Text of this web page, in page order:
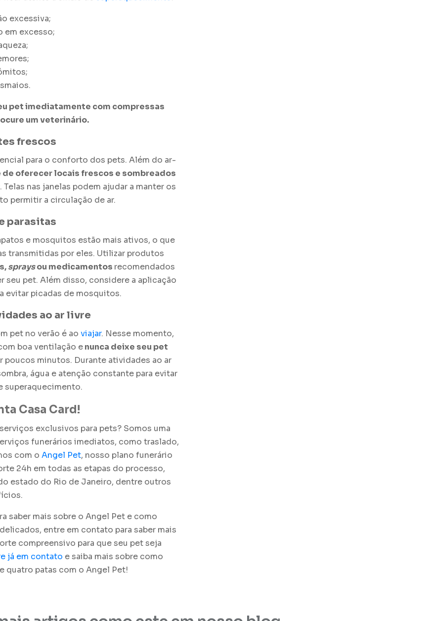
excessiva;
em excesso;
pet imediatamente com compressas
um veterinário.
frescos
para o conforto dos pets. Além do ar-
oferecer locais frescos e sombreados
. Telas nas janelas podem ajudar a manter os
permitir a circulação de ar.
parasitas
e mosquitos estão mais ativos, o que
transmitidas por eles. Utilizar produtos
spraysou medicamentos recomendados
seu pet. Além disso, considere a aplicação
evitar picadas de mosquitos.
ao ar livre
pet no verão é ao viajar. Nesse momento,
boa ventilação enunca deixe seu pet
poucos minutos. Durante atividades ao ar
água e atenção constante para evitar
superaquecimento.
Casa Card!
exclusivos para pets? Somos uma
funerários imediatos, como traslado,
com o Angel Pet, nosso plano funerário
24h em todas as etapas do processo,
estado do Rio de Janeiro, dentre outros
saber mais sobre o Angel Pet e como
entre em contato para saber mais
compreensivo para que seu pet seja
já em contato e saiba mais sobre como
quatro patas com o Angel Pet!